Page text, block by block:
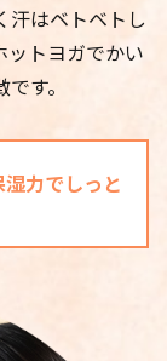
汗はベトベトし
ットヨガでかい
す。
力でしっと
体の歪み